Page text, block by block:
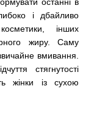
і дбайливо
інших
жиру. Саму
вмивання.
стягнутості
жінки із сухою